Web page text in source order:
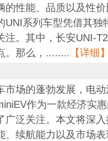
的性能、品质以及性
UNI系列车型凭借其独
注。其中，长安UNI-
。那么，........ 【详细
场的蓬勃发展，电动
作为一款经济实
广泛关注。本文将深
、续航能力以及市场